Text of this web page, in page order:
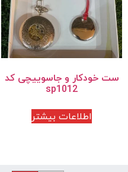
ست خودکار و جاسوییچی کد
sp1012
اطلاعات بیشتر